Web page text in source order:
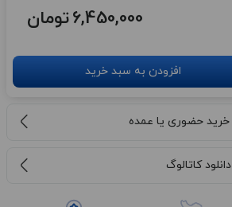
6,450,000تومان
افزودن به سبد خرید
خرید حضوری یا عمده
دانلود کاتالوگ